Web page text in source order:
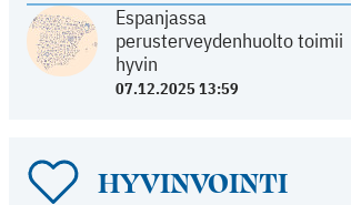
Espanjassa
perusterveydenhuolto toimii
hyvin
07.12.2025 13:59
HYVINVOINTI